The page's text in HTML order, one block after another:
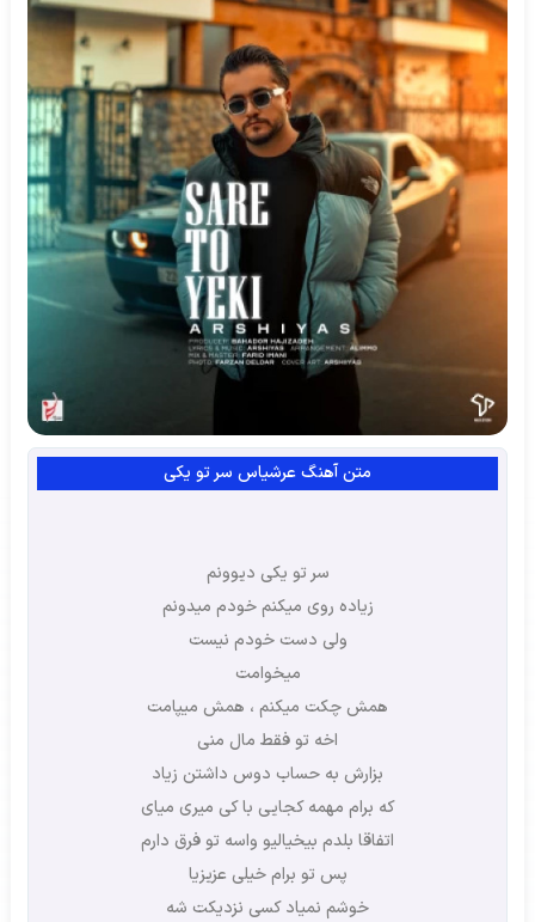
متن آهنگ عرشیاس سر تو یکی
سر تو یکی دیوونم
زیاده روی میکنم خودم میدونم
ولی دست خودم نیست
میخوامت
همش چکت میکنم ، همش میپامت
اخه تو فقط مال منی
بزارش به حساب دوس داشتن زیاد
که برام مهمه کجایی با کی میری میای
اتفاقا بلدم بیخیالیو واسه تو فرق دارم
پس تو برام خیلی عزیزیا
خوشم نمیاد کسی نزدیکت شه